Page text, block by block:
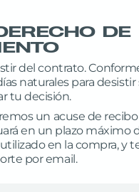
DE
del contrato.
naturales para desistir
tu decisión.
un acuse de
en un plazo máximo
en la compra, y
por email.